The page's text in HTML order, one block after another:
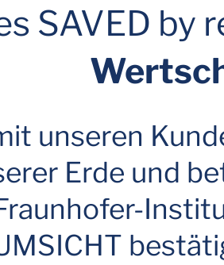
SAVED by
unseren
Erde und